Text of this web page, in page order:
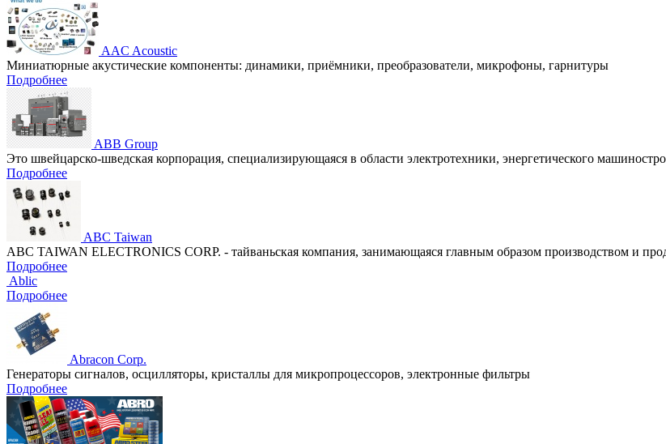
AAC Acoustic
Миниатюрные акустические компоненты: динамики, приёмники, преобразователи, микрофоны, гарнитуры
Подробнее
ABB Group
Это швейцарско-шведская корпорация, специализирующаяся в области электротехники, энергетического
Подробнее
ABC Taiwan
ABC TAIWAN ELECTRONICS CORP. - тайваньская компания, занимающаяся главным образом производством и
Подробнее
Ablic
Подробнее
Abracon Corp.
Генераторы сигналов, осцилляторы, кристаллы для микропроцессоров, электронные фильтры
Подробнее